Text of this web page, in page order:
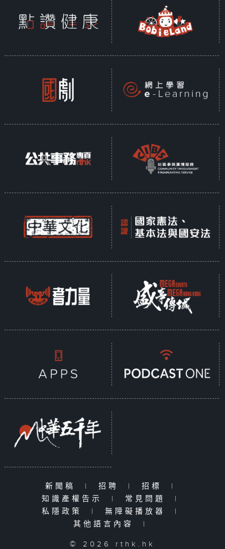
新聞稿 | 招聘 | 招標
|
知識產權告示
| 常見問題
|
私隱政策
| 無障礙播放器
|
其他語言內容
|
© 2026 rthk.hk